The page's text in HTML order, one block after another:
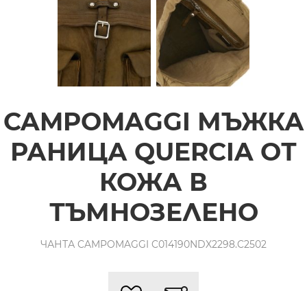
CAMPOMAGGI МЪЖКА
РАНИЦА QUERCIA ОТ
КОЖА В
ТЪМНОЗЕЛЕНО
ЧАНТА CAMPOMAGGI C014190NDX2298.C2502